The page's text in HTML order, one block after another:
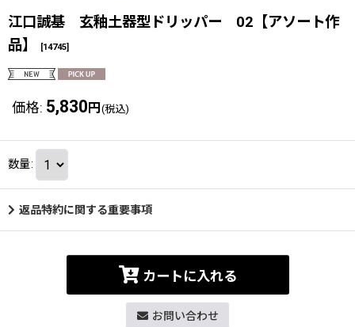
江口誠基 玄釉土器型ドリッパー 02【アソート作
品】
[14745]
価格: 5,830 円 (税込)
数量:
返品特約に関する重要事項
カートに入れる
お問い合わせ